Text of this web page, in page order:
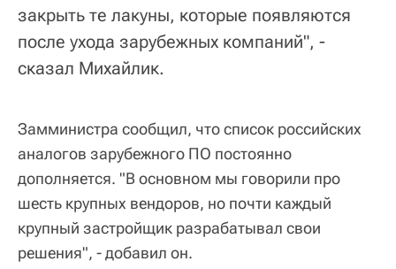
закрыть те лакуны, которые появляются
после ухода зарубежных компаний", -
сказал Михайлик.
Замминистра сообщил, что список российских
аналогов зарубежного ПО постоянно
дополняется. "В основном мы говорили про
шесть крупных вендоров, но почти каждый
крупный застройщик разрабатывал свои
решения", - добавил он.